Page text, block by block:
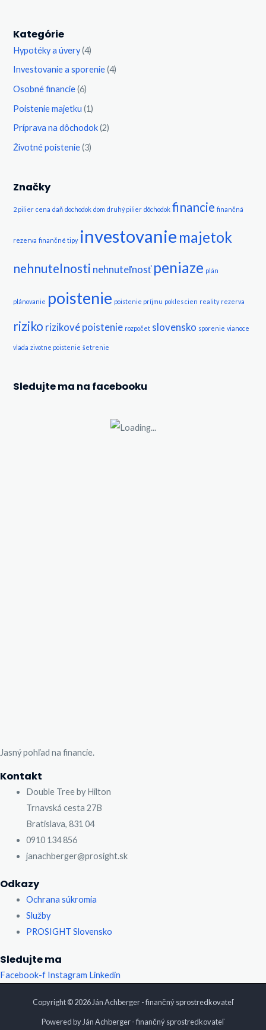
Kategórie
Hypotéky a úvery(4)
Investovanie a sporenie(4)
Osobné financie(6)
Poistenie majetku (1)
Príprava na dôchodok(2)
Životné poistenie(3)
Značky
2 pilier cena daň dochodok dom druhý pilier dôchodok financie finančná
rezerva finančné tipy investovanie majetok
nehnutelnosti nehnuteľnosť peniaze plán
plánovanie poistenie poistenie príjmu pokles cien reality rezerva
riziko rizikové poistenie rozpočet slovensko sporenie vianoce
vlada zivotne poistenie šetrenie
Sledujte ma na facebooku
Jasný pohľad na financie.
Kontakt
Double Tree by Hilton
Trnavská cesta 27B
Bratislava, 831 04
0910 134 856
janachberger@prosight.sk
Odkazy
Ochrana súkromia
Služby
PROSIGHT Slovensko
Sledujte ma
Facebook-f Instagram Linkedin
Copyright © 2026 Ján Achberger - finančný sprostredkovateľ
Powered by Ján Achberger - finančný sprostredkovateľ